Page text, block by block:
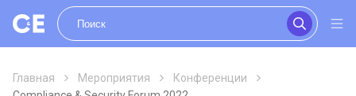
Главная Мероприятия
Конференции